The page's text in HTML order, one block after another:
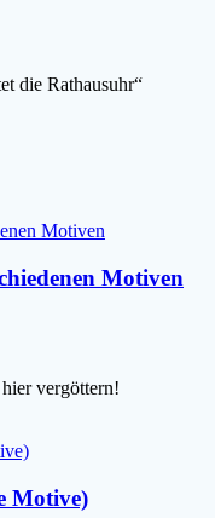
die Rathausuhr“
Motiven
vergöttern!
Motive)